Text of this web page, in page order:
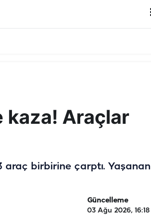
kaza! Araçlar
araç birbirine çarptı. Yaşanan
Güncelleme
03 Ağu 2026, 16:18